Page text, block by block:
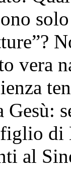
vera
figlio
al